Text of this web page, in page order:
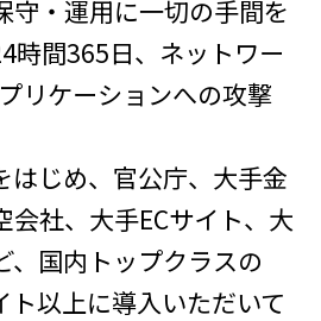
守・運用に一切の手間を
時間365日、ネットワー
リケーションへの攻撃
じめ、官公庁、大手金
会社、大手ECサイト、大
、国内トップクラスの
以上に導入いただいて